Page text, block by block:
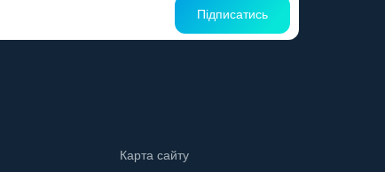
Підписатись
Карта сайту